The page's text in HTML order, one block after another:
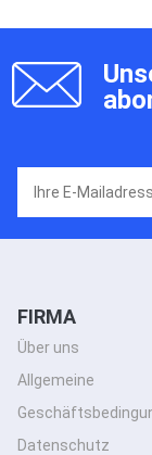
FIRMA
Über uns
Allgemeine
Datenschutz